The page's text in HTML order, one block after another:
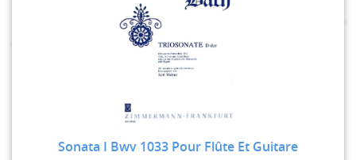
Sonata I Bwv 1033 Pour Flûte Et Guitare